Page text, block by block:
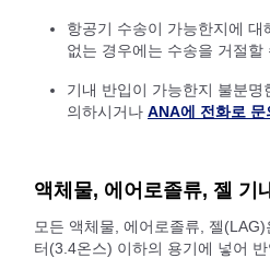
항공기 수송이 가능한지에
없는 경우에는 수송을 거절할
기내 반입이 가능한지 불분
의하시거나 ANA에 전화로
액체물, 에어로졸류, 젤 기
모든 액체물, 에어로졸류, 젤
터(3.4온스) 이하의 용기에 넣어